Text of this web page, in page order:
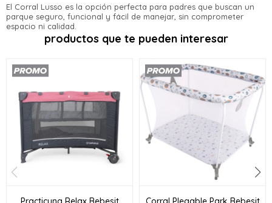
El Corral Lusso es la opción perfecta para padres que buscan un
parque seguro, funcional y fácil de manejar, sin comprometer
espacio ni calidad.
productos que te pueden interesar
Día
de pago
* sujeto a aprobación crediticia. El monto disponible